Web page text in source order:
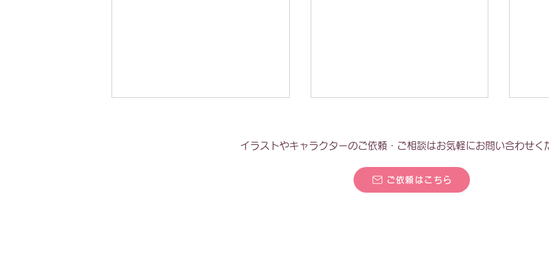
イラストやキャラクターのご依頼・ご相談はお気軽にお問い合わせく
ご依頼はこちら